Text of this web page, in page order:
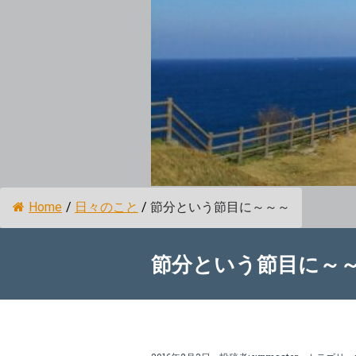
Home / 日々のこと / 節分という節目に～～～
節分という節目に～